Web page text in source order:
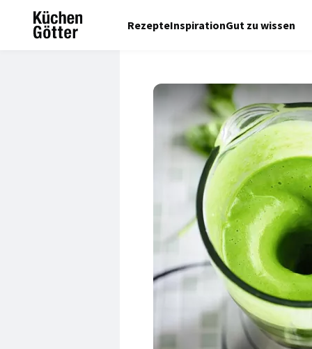
RezepteInspirationGut zu wissen